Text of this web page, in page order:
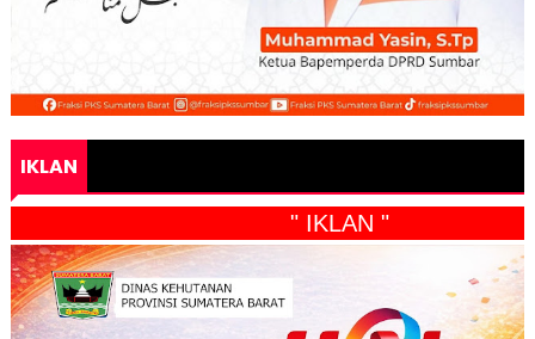
IKLAN
" IKLAN "